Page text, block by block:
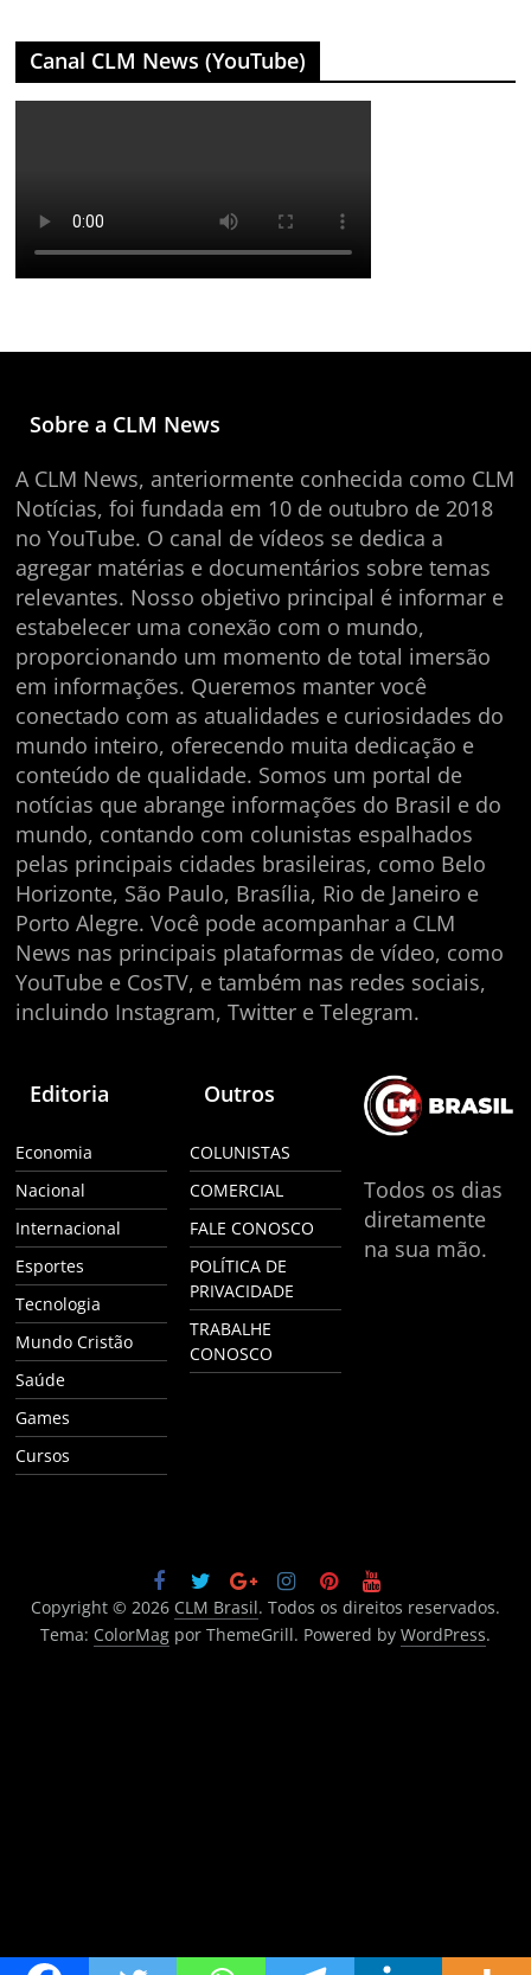
Canal CLM News (YouTube)
Sobre a CLM News
A CLM News, anteriormente conhecida como CLM
Notícias, foi fundada em 10 de outubro de 2018
no YouTube. O canal de vídeos se dedica a
agregar matérias e documentários sobre temas
relevantes. Nosso objetivo principal é informar e
estabelecer uma conexão com o mundo,
proporcionando um momento de total imersão
em informações. Queremos manter você
conectado com as atualidades e curiosidades do
mundo inteiro, oferecendo muita dedicação e
conteúdo de qualidade. Somos um portal de
notícias que abrange informações do Brasil e do
mundo, contando com colunistas espalhados
pelas principais cidades brasileiras, como Belo
Horizonte, São Paulo, Brasília, Rio de Janeiro e
Porto Alegre. Você pode acompanhar a CLM
News nas principais plataformas de vídeo, como
YouTube e CosTV, e também nas redes sociais,
incluindo Instagram, Twitter e Telegram.
Editoria
Economia
Nacional
Internacional
Esportes
Tecnologia
Mundo Cristão
Saúde
Games
Cursos
Outros
COLUNISTAS
COMERCIAL
FALE CONOSCO
POLÍTICA DE
PRIVACIDADE
TRABALHE
CONOSCO
Todos os dias
diretamente
na sua mão.
Copyright © 2026 CLM Brasil. Todos os direitos reservados.
Tema: ColorMagpor ThemeGrill. Powered by WordPress.